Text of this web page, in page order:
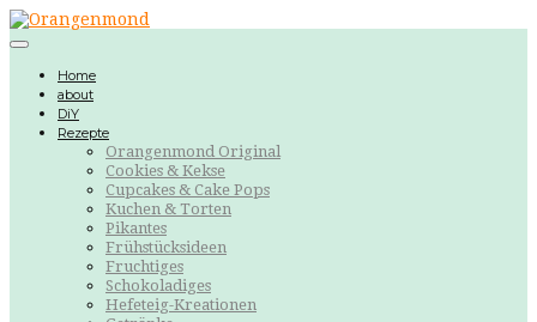
Home
about
DiY
Rezepte
Orangenmond Original
Cookies & Kekse
Cupcakes & Cake Pops
Kuchen & Torten
Pikantes
Frühstücksideen
Fruchtiges
Schokoladiges
Hefeteig-Kreationen